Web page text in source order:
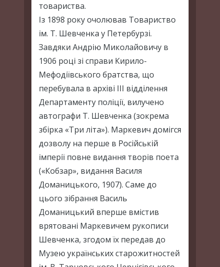
товариства.
Із 1898 року очолював Товариство
ім. Т. Шевченка у Петербурзі.
Завдяки Андрію Миколайовичу в
1906 році зі справи Кирило-
Мефодіївського братства, що
перебувала в архіві III відділення
Департаменту поліції, вилучено
автографи Т. Шевченка (зокрема
збірка «Три літа»). Маркевич домігся
дозволу на перше в Російській
імперії повне видання творів поета
(«Кобзар», видання Василя
Доманицького, 1907). Саме до
цього зібрання Василь
Доманицький вперше вмістив
врятовані Маркевичем рукописи
Шевченка, згодом їх передав до
Музею українських старожитностей